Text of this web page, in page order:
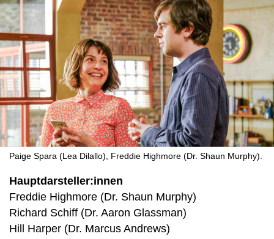
Paige Spara (Lea Dilallo), Freddie Highmore (Dr. Shaun Murphy).
Hauptdarsteller:innen
Freddie Highmore (Dr. Shaun Murphy)
Richard Schiff (Dr. Aaron Glassman)
Hill Harper (Dr. Marcus Andrews)